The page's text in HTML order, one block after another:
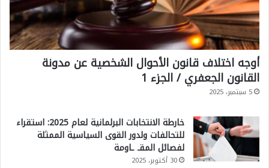
أوجه اختلاف قانون الأحوال الشخصية عن مدونة
القانون الجعفري / الجزء 1
5 سبتمبر، 2025
خارطة الانتخابات البرلمانية لعام 2025: استقراء
للتحالفات ولدور القوى السياسية الممثلة
لفصائل المقـ ـاومة
30 أكتوبر، 2025